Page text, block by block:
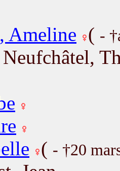
Ameline ( -
( - †20